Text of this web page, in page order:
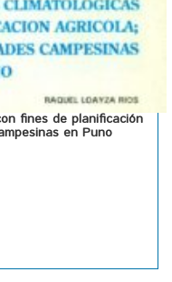
fines de planificación
en Puno